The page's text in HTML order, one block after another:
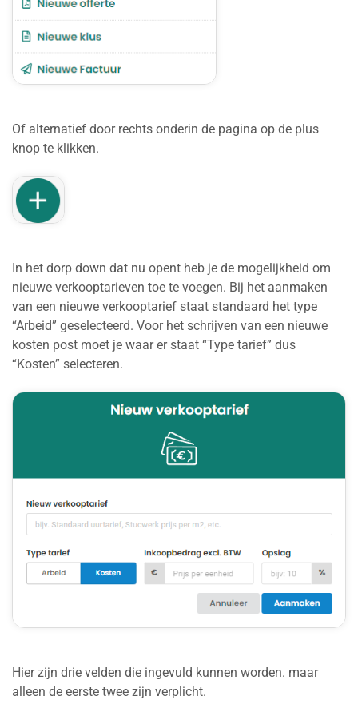
Of alternatief door rechts onderin de pagina op de plus
knop te klikken.
In het dorp down dat nu opent heb je de mogelijkheid om
nieuwe verkooptarieven toe te voegen. Bij het aanmaken
van een nieuwe verkooptarief staat standaard het type
“Arbeid” geselecteerd. Voor het schrijven van een nieuwe
kosten post moet je waar er staat “Type tarief” dus
“Kosten” selecteren.
Hier zijn drie velden die ingevuld kunnen worden. maar
alleen de eerste twee zijn verplicht.